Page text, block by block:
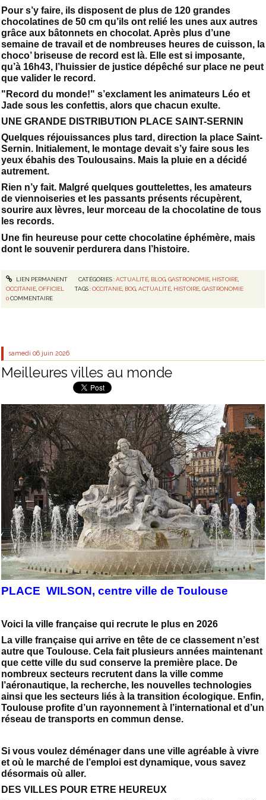
Pour s’y faire, ils disposent de plus de 120 grandes
chocolatines de 50 cm qu’ils ont relié les unes aux autres
grâce aux bâtonnets en chocolat. Après plus d’une
semaine de travail et de nombreuses heures de cuisson, la
choco’ briseuse de record est là. Elle est si imposante,
qu’à 16h43, l’huissier de justice dépêché sur place ne peut
que valider le record.
"Record du monde!" s’exclament les animateurs Léo et
Jade sous les confettis, alors que chacun exulte.
UNE GRANDE DISTRIBUTION PLACE SAINT-SERNIN
Quelques réjouissances plus tard, direction la place Saint-
Sernin. Initialement, le montage devait s’y faire sous les
yeux ébahis des Toulousains. Mais la pluie en a décidé
autrement.
Rien n’y fait. Malgré quelques gouttelettes, les amateurs
de viennoiseries et les passants présents récupèrent,
sourire aux lèvres, leur morceau de la chocolatine de tous
les records.
Une fin heureuse pour cette chocolatine éphémère, mais
dont le souvenir perdurera dans l’histoire.
LIEN PERMANENT CATÉGORIES :ACTUALITÉ, BLOG, GASTRONOMIE, HISTOIRE,
OCCITANIE ,OFFICIEL TAGS :OCCITANIE BOG ,ACTUALITÉ HISTOIRE ,GASTRONOMIE
0COMMENTAIRE
samedi 06 juin 2026
Meilleures villes au monde
PLACE WILSON, centre ville de Toulouse
Voici la ville française qui recrute le plus en 2026
La ville française qui arrive en tête de ce classement n’est
autre que Toulouse. Cela fait plusieurs années maintenant
que cette ville du sud conserve la première place. De
nombreux secteurs recrutent dans la ville comme
l’aéronautique, la recherche, les nouvelles technologies
ainsi que les secteurs liés à la transition écologique. Enfin,
Toulouse profite d’un rayonnement à l’international et d’un
réseau de transports en commun dense.
Si vous voulez déménager dans une ville agréable à vivre
et où le marché de l’emploi est dynamique, vous savez
désormais où aller.
DES VILLES POUR ETRE HEUREUX